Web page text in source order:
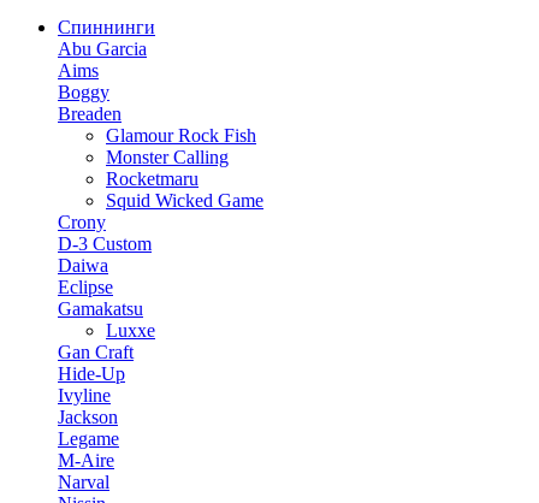
Спиннинги
Abu Garcia
Aims
Boggy
Breaden
Glamour Rock Fish
Monster Calling
Rocketmaru
Squid Wicked Game
Crony
D-3 Custom
Daiwa
Eclipse
Gamakatsu
Luxxe
Gan Craft
Hide-Up
Ivyline
Jackson
Legame
M-Aire
Narval